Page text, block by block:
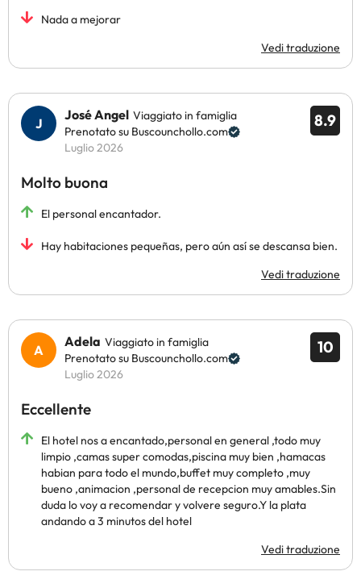
Nada a mejorar
Vedi traduzione
8.9
José Angel Viaggiato in famiglia
Prenotato su Buscounchollo.com
Luglio 2026
Molto buona
El personal encantador.
Hay habitaciones pequeñas, pero aún así se descansa bien.
Vedi traduzione
10
Adela Viaggiato in famiglia
Prenotato su Buscounchollo.com
Luglio 2026
Eccellente
El hotel nos a encantado,personal en general ,todo muy
limpio ,camas super comodas,piscina muy bien ,hamacas
habian para todo el mundo,buffet muy completo ,muy
bueno ,animacion ,personal de recepcion muy amables.Sin
duda lo voy a recomendar y volvere seguro.Y la plata
andando a 3 minutos del hotel
Vedi traduzione